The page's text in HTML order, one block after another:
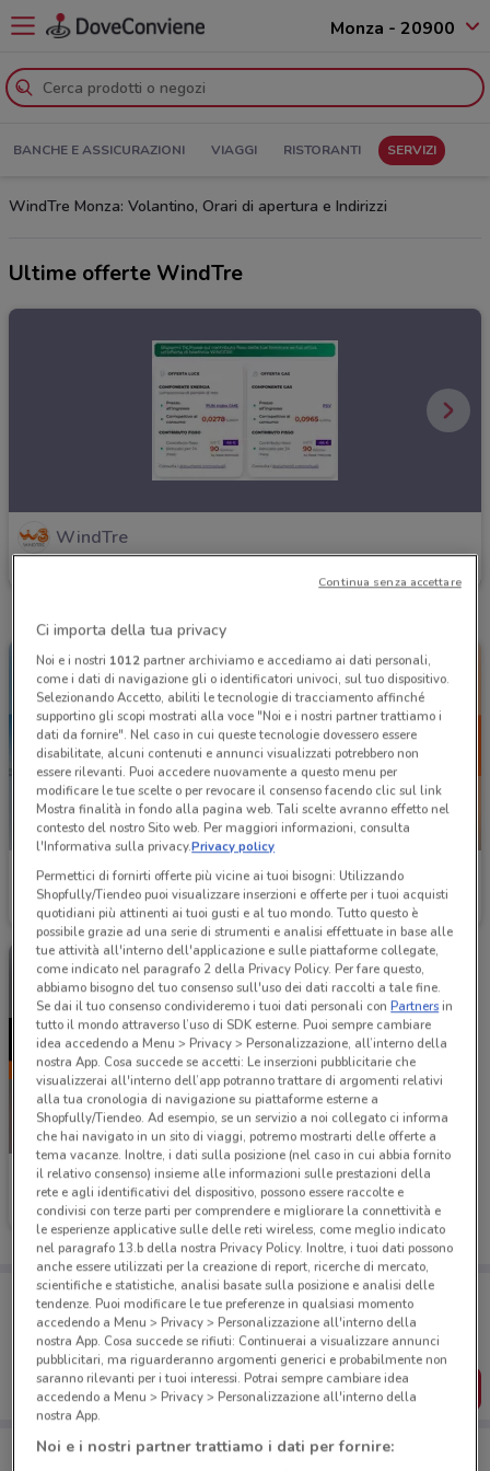
Monza - 20900
BANCHE E ASSICURAZIONI VIAGGI RISTORANTI SERVIZI
WindTre Monza: Volantino, Orari di apertura e Indirizzi
Ultime offerte WindTre
WindTre
WindTre
Scade il 20/09 405 m
WindTre
Scade lunedì
-4 GIORNI
WindTre
Scade lunedì 405 m
Porta DoveConviene sempre con te!
Puoi trovare le migliori offerte dei negozi vicino a te,
salvarle e creare la tua lista del risparmio, comodamente
dal tuo cellulare.
SCARICA L’APP
Ci importa della tua privacy
Noi e i nostri 1012partner archiviamo e accediamo ai dati personali,
come i dati di navigazione gli o identificatori univoci, sul tuo dispositivo.
Selezionando Accetto, abiliti le tecnologie di tracciamento affinché
supportino gli scopi mostrati alla voce "Noi e i nostri partner trattiamo i
dati da fornire". Nel caso in cui queste tecnologie dovessero essere
disabilitate, alcuni contenuti e annunci visualizzati potrebbero non
essere rilevanti. Puoi accedere nuovamente a questo menu per
modificare le tue scelte o per revocare il consenso facendo clic sul link
Mostra finalità in fondo alla pagina web. Tali scelte avranno effetto nel
contesto del nostro Sito web. Per maggiori informazioni, consulta
l'Informativa sulla privacy.Privacy policy
Permettici di fornirti offerte più vicine ai tuoi bisogni: Utilizzando
Shopfully/Tiendeo puoi visualizzare inserzioni e offerte per i tuoi acquisti
quotidiani più attinenti ai tuoi gusti e al tuo mondo. Tutto questo è
possibile grazie ad una serie di strumenti e analisi effettuate in base alle
tue attività all'interno dell'applicazione e sulle piattaforme collegate,
come indicato nel paragrafo 2 della Privacy Policy. Per fare questo,
abbiamo bisogno del tuo consenso sull'uso dei dati raccolti a tale fine.
Se dai il tuo consenso condivideremo i tuoi dati personali conPartnersin
tutto il mondo attraverso l’uso di SDK esterne. Puoi sempre cambiare
idea accedendo a Menu > Privacy > Personalizzazione, all’interno della
nostra App. Cosa succede se accetti: Le inserzioni pubblicitarie che
visualizzerai all'interno dell’app potranno trattare di argomenti relativi
alla tua cronologia di navigazione su piattaforme esterne a
Shopfully/Tiendeo. Ad esempio, se un servizio a noi collegato ci informa
che hai navigato in un sito di viaggi, potremo mostrarti delle offerte a
tema vacanze. Inoltre, i dati sulla posizione (nel caso in cui abbia fornito
il relativo consenso) insieme alle informazioni sulle prestazioni della
rete e agli identificativi del dispositivo, possono essere raccolte e
condivisi con terze parti per comprendere e migliorare la connettività e
le esperienze applicative sulle delle reti wireless, come meglio indicato
nel paragrafo 13.b della nostra Privacy Policy. Inoltre, i tuoi dati possono
anche essere utilizzati per la creazione di report, ricerche di mercato,
scientifiche e statistiche, analisi basate sulla posizione e analisi delle
tendenze. Puoi modificare le tue preferenze in qualsiasi momento
accedendo a Menu > Privacy > Personalizzazione all'interno della
nostra App. Cosa succede se rifiuti: Continuerai a visualizzare annunci
pubblicitari, ma riguarderanno argomenti generici e probabilmente non
saranno rilevanti per i tuoi interessi. Potrai sempre cambiare idea
accedendo a Menu > Privacy > Personalizzazione all'interno della
nostra App.
Noi e i nostri partner trattiamo i dati per fornire:
Continua senza accettare